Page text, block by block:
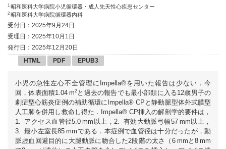
1 昭和医科大学病院小児循環器・成人先天性心疾患センター
2 昭和医科大学病院循環器内科
受付日：2025年9月24日
受理日：2025年10月1日
発行日：2025年12月20日
HTML
PDF EPUB3
小児の急性左心不全管理にImpella®を用いた報告は少ない．今
回，体表面積1.04 m2と過去の報告でも最小部類に入る12歳男子の
劇症型心筋炎症例の補助循環にImpella® CPと静動脈型体外式膜型
人工肺を併用し救命し得た．Impella® CP挿入の解剖学的要件は，
1. アクセス血管径5.0 mm以上，2. 有効大動脈弓幅57 mm以上，
3. 最小左室長85 mmである．本症例で血管径は十分だったが，動
脈虚血回避目的に大腿動脈に吻合した2段階の太さ（6 mmと8 mm